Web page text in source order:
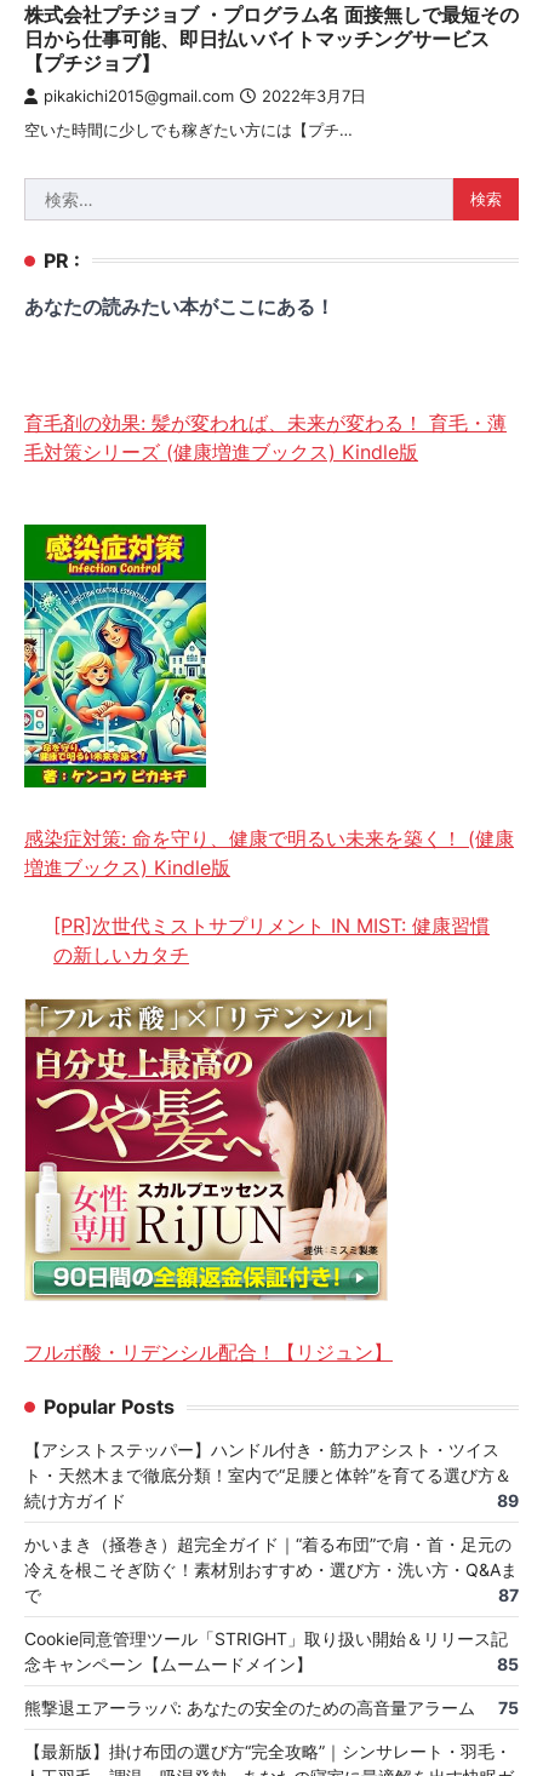
株式会社プチジョブ ・プログラム名 面接無しで最短その
日から仕事可能、即日払いバイトマッチングサービス
【プチジョブ】
pikakichi2015@gmail.com 2022年3月7日
空いた時間に少しでも稼ぎたい方には【プチ…
索:
PR :
あなたの読みたい本がここにある！
育毛剤の効果: 髪が変われば、未来が変わる！ 育毛・薄
毛対策シリーズ (健康増進ブックス) Kindle版
感染症対策: 命を守り、健康で明るい未来を築く！ (健康
増進ブックス) Kindle版
[PR]次世代ミストサプリメント IN MIST: 健康習慣
の新しいカタチ
フルボ酸・リデンシル配合！【リジュン】
Popular Posts
【アシストステッパー】ハンドル付き・筋力アシスト・ツイス
ト・天然木まで徹底分類！室内で“足腰と体幹”を育てる選び方＆
続け方ガイド
89
かいまき（掻巻き）超完全ガイド｜“着る布団”で肩・首・足元の
冷えを根こそぎ防ぐ！素材別おすすめ・選び方・洗い方・Q&Aま
で
87
Cookie同意管理ツール「STRIGHT」取り扱い開始＆リリース記
念キャンペーン【ムームードメイン】
85
熊撃退エアーラッパ: あなたの安全のための高音量アラーム 75
【最新版】掛け布団の選び方“完全攻略”｜シンサレート・羽毛・